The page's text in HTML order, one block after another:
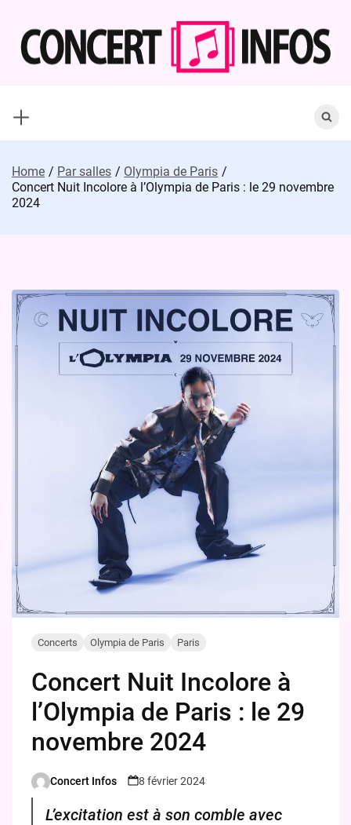
content
for:
Home Par salles
Olympia de Paris
Concert Nuit Incolore à l’Olympia de Paris : le 29 novembre
2024
Concerts Olympia de Paris Paris
Concert Nuit Incolore à
l’Olympia de Paris : le 29
novembre 2024
Posted
Concert Infos 8 février 2024
L’excitation est à son comble avec